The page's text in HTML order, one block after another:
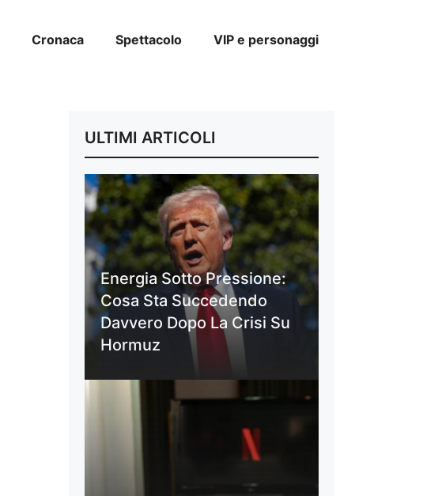
Cronaca Spettacolo VIP e personaggi
ULTIMI ARTICOLI
Energia Sotto Pressione:
Cosa Sta Succedendo
Davvero Dopo La Crisi Su
Hormuz